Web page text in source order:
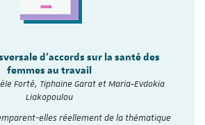
d'accords sur la santé des
femmes au travail
Forté, Tiphaine Garat et Maria-Evdokia
Liakopoulou
elles réellement de la thématique